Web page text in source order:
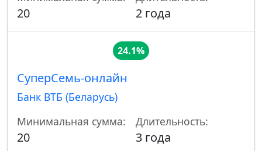
20 2 года
24.1%
СуперСемь-онлайн
Банк ВТБ (Беларусь)
Минимальная сумма:
20
Длительность:
3 года